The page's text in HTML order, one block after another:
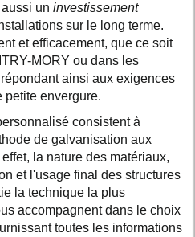
un investissement
sur le long terme.
et efficacement, que ce soit
MORY ou dans les
ainsi aux exigences
petite envergure.
consistent à
de galvanisation aux
la nature des matériaux,
et l'usage final des structures
la technique la plus
accompagnent dans le choix
toutes les informations